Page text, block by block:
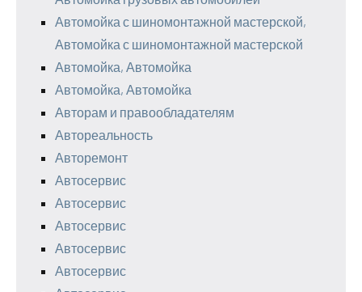
Автомойка с шиномонтажной мастерской,
Автомойка с шиномонтажной мастерской
Автомойка, Автомойка
Автомойка, Автомойка
Авторам и правообладателям
Автореальность
Авторемонт
Автосервис
Автосервис
Автосервис
Автосервис
Автосервис